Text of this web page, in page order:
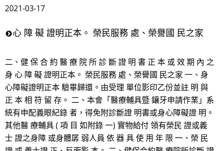
2021-03-17
心 障 礙 證明正本。 榮民服務 處、榮譽國 民之家
二、健 保 合 約 醫 療 院 所 診 斷 證 明 書 正 本 或 效 期 內 之
身 心 障 礙 證明正本。 榮民服務 處、榮譽國 民之家 一、身
心障礙證明正本 驗畢歸還。由受理 單位影印乙份並註 明 與
正 本 相 符 留 存。 二、本會「醫療輔具暨 鑲牙申請作業」系
統有申配義眼紀錄 者，得免附診斷證 明書或身心障礙證 明。
其他醫 療輔具 ( 項 目 如附錄 一) 實物給付 領有榮民 證或義
士 證之身障 或身體孱 弱人員 依 器 具 使 用 年 限 一、榮 民